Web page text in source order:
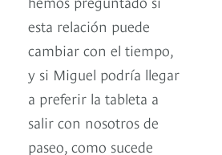
esta relación puede
cambiar con el tiempo,
y si Miguel podría llegar
a preferir la tableta a
salir con nosotros de
paseo, como sucede